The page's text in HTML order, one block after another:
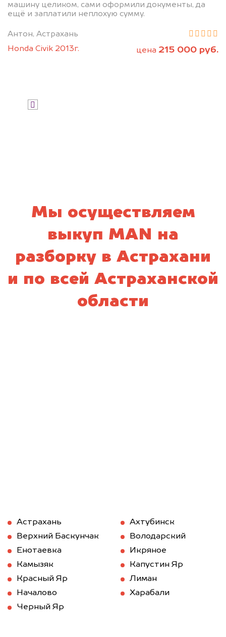
машину целиком, сами оформили документы, да
ещё и заплатили неплохую сумму.
Антон, Астрахань
Honda Civik 2013г.
цена 215 000 руб.
Мы осуществляем
выкуп MAN на
разборку в Астрахани
и по всей Астраханской
области
Астрахань
Ахтубинск
Верхний Баскунчак
Володарский
Енотаевка
Икряное
Камызяк
Капустин Яр
Красный Яр
Лиман
Началово
Харабали
Черный Яр